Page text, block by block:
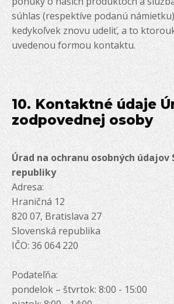
súhlas (respektíve podanú
kedykoľvek znovu udeliť, a to
uvedenou formou kontaktu.
10. Kontaktné údaje
zodpovednej osoby
Úrad na ochranu osobných údajov
republiky
Adresa:
Hraničná 12
820 07, Bratislava 27
Slovenská republika
IČO: 36 064 220
Podateľňa:
pondelok – štvrtok: 8:00 - 15:00